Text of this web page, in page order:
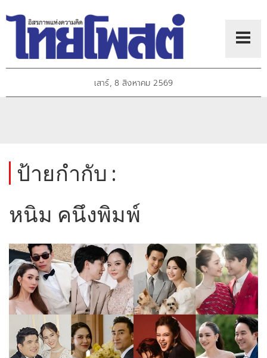
เสาร์, 8 สิงหาคม 2569
ป้ายกำกับ :
หนิม คนึงพิมพ์